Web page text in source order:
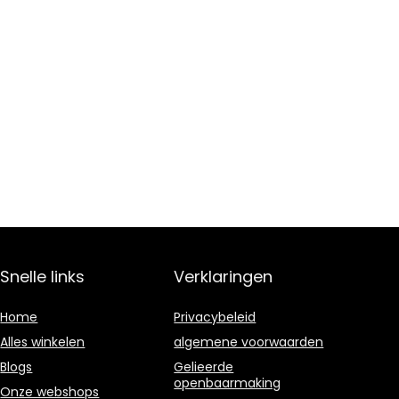
Snelle links
Home
Alles winkelen
Blogs
Onze webshops
Verklaringen
Privacybeleid
algemene voorwaarden
Gelieerde
openbaarmaking